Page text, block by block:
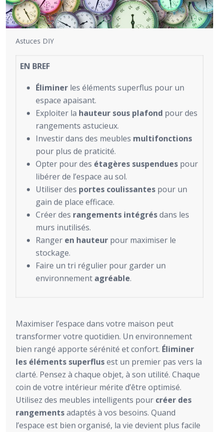
Astuces DIY
EN BREF
Éliminer les éléments superflus pour un
espace apaisant.
Exploiter la hauteur sous plafond pour des
rangements astucieux.
Investir dans des meubles multifonctions
pour plus de praticité.
Opter pour des étagères suspendues pour
libérer de l’espace au sol.
Utiliser des portes coulissantes pour un
gain de place efficace.
Créer des rangements intégrésdans les
murs inutilisés.
Ranger en hauteur pour maximiser le
stockage.
Faire un tri régulier pour garder un
environnement agréable.
Maximiser l’espace dans votre maison peut
transformer votre quotidien. Un environnement
bien rangé apporte sérénité et confort. Éliminer
les éléments superflusest un premier pas vers la
clarté. Pensez à chaque objet, à son utilité. Chaque
coin de votre intérieur mérite d’être optimisé.
Utilisez des meubles intelligents pour créer des
rangementsadaptés à vos besoins. Quand
l’espace est bien organisé, la vie devient plus facile